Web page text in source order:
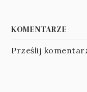
KOMENTARZE
Prześlij